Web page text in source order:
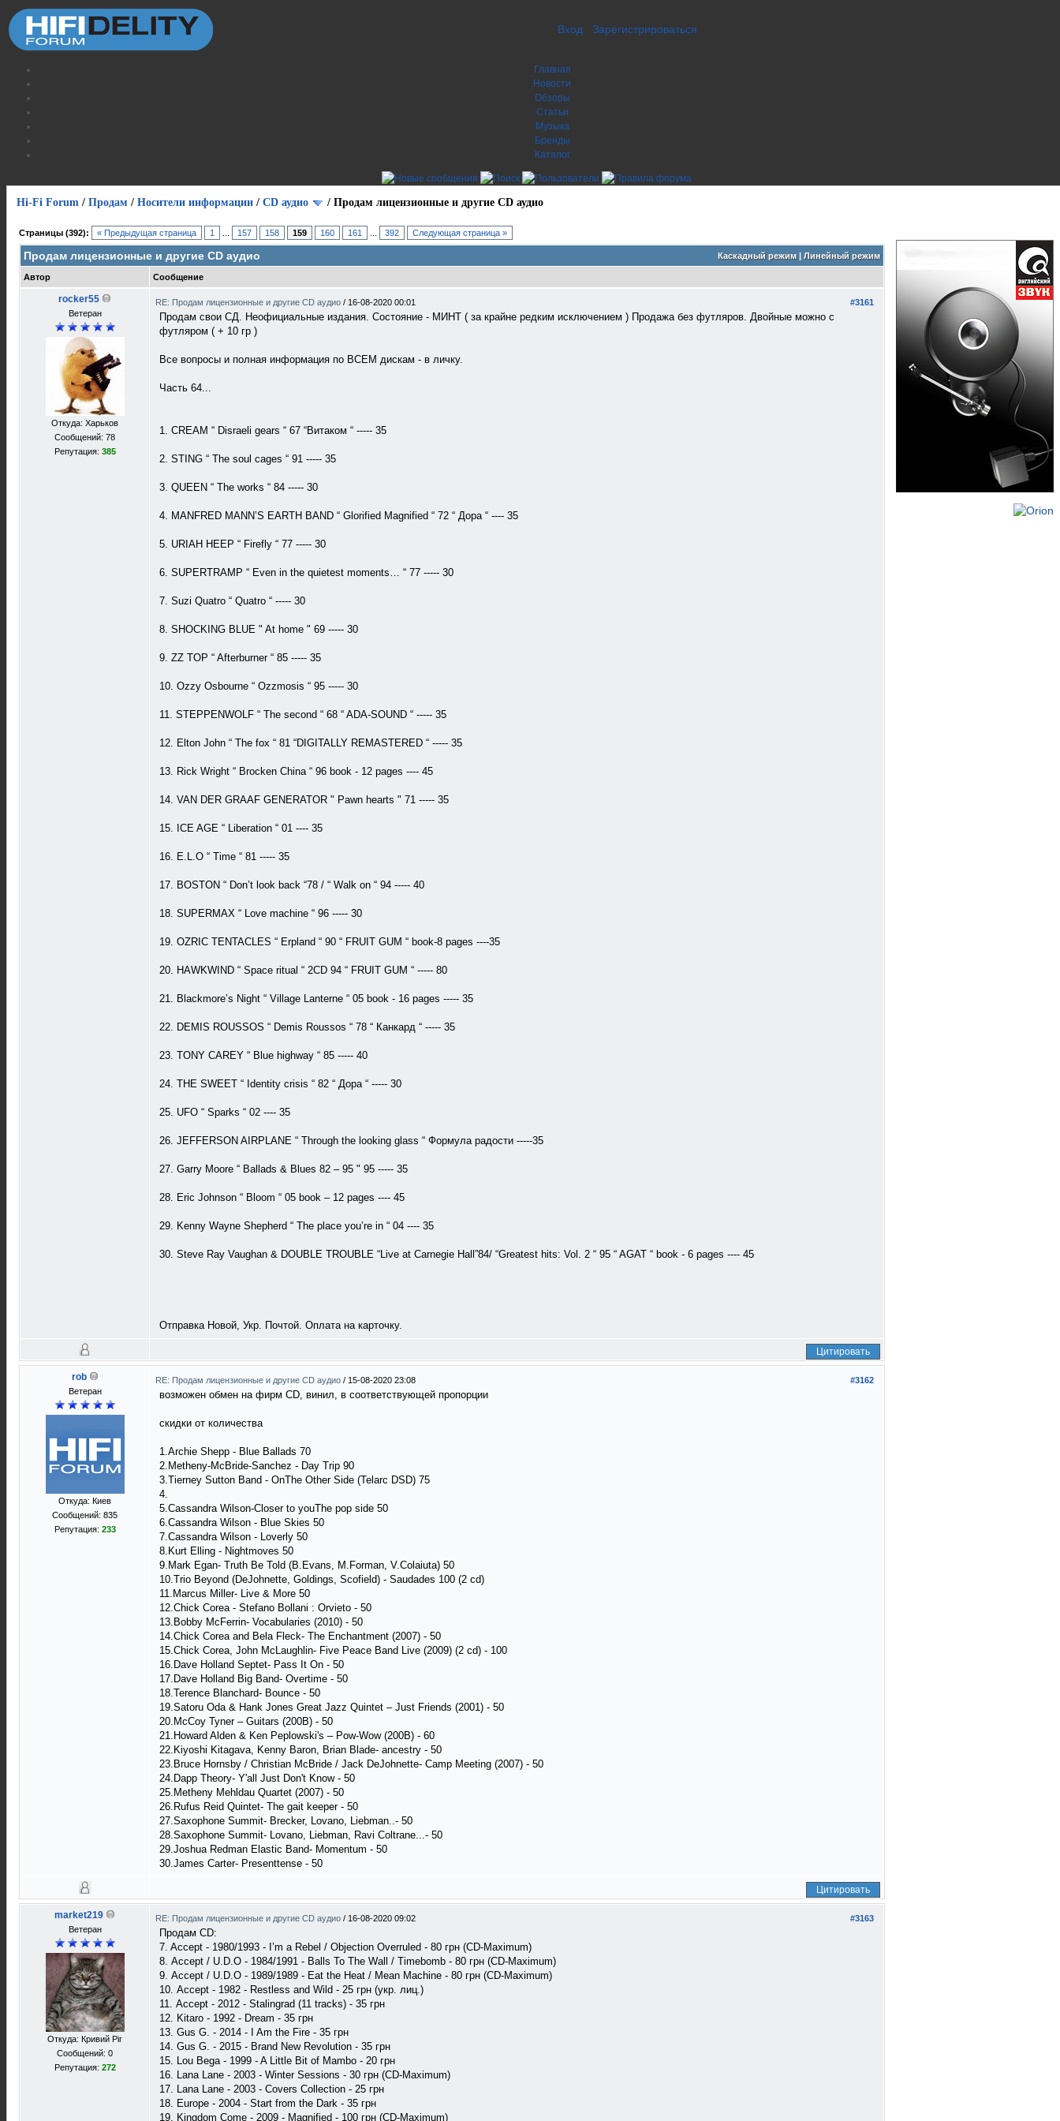
Вход Зарегистрироваться
Главная
Новости
Обзоры
Статьи
Музыка
Бренды
Каталог
Hi-Fi Forum / Продам / Носители информации / СD аудио / Продам лицензионные и другие CD аудио
Страницы (392): « Предыдущая страница 1 157 158 159 160 161 392 Следующая страница »
Каскадный режим| Линейный режим
Продам лицензионные и другие CD аудио
Автор Сообщение
rocker55
Ветеран
Откуда: Харьков
Сообщений: 78
Репутация: 385
#3161
RE: Продам лицензионные и другие CD аудио / 16-08-2020 00:01
Продам свои СД. Неофициальные издания. Состояние - МИНТ ( за крайне редким исключением ) Продажа без футляров. Двойные можно с
футляром ( + 10 гр )
Все вопросы и полная информация по ВСЕМ дискам - в личку.
Часть 64...
1. CREAM “ Disraeli gears “ 67 “Витаком “ ----- 35
2. STING “ The soul cages “ 91 ----- 35
3. QUEEN “ The works “ 84 ----- 30
4. MANFRED MANN’S EARTH BAND “ Glorified Magnified “ 72 “ Дора “ ---- 35
5. URIAH HEEP “ Firefly “ 77 ----- 30
6. SUPERTRAMP “ Even in the quietest moments… “ 77 ----- 30
7. Suzi Quatro “ Quatro “ ----- 30
8. SHOCKING BLUE " At home " 69 ----- 30
9. ZZ TOP “ Afterburner “ 85 ----- 35
10. Ozzy Osbourne “ Ozzmosis “ 95 ----- 30
11. STEPPENWOLF “ The second “ 68 “ ADA-SOUND “ ----- 35
12. Elton John “ The fox “ 81 “DIGITALLY REMASTERED “ ----- 35
13. Rick Wright “ Brocken China “ 96 book - 12 pages ---- 45
14. VAN DER GRAAF GENERATOR " Pawn hearts " 71 ----- 35
15. ICE AGE “ Liberation “ 01 ---- 35
16. E.L.O “ Time “ 81 ----- 35
17. BOSTON “ Don’t look back “78 / “ Walk on “ 94 ----- 40
18. SUPERMAX “ Love machine “ 96 ----- 30
19. OZRIC TENTACLES “ Erpland “ 90 “ FRUIT GUM “ book-8 pages ----35
20. HAWKWIND “ Space ritual “ 2CD 94 “ FRUIT GUM “ ----- 80
21. Blackmore’s Night “ Village Lanterne “ 05 book - 16 pages ----- 35
22. DEMIS ROUSSOS “ Demis Roussos “ 78 “ Канкард “ ----- 35
23. TONY CAREY “ Blue highway “ 85 ----- 40
24. THE SWEET “ Identity crisis “ 82 “ Дора “ ----- 30
25. UFO “ Sparks “ 02 ---- 35
26. JEFFERSON AIRPLANE “ Through the looking glass “ Формула радости -----35
27. Garry Moore “ Ballads & Blues 82 – 95 " 95 ----- 35
28. Eric Johnson “ Bloom “ 05 book – 12 pages ---- 45
29. Kenny Wayne Shepherd “ The place you’re in “ 04 ---- 35
30. Steve Ray Vaughan & DOUBLE TROUBLE “Live at Carnegie Hall”84/ “Greatest hits: Vol. 2 “ 95 “ AGAT “ book - 6 pages ---- 45
Отправка Новой, Укр. Почтой. Оплата на карточку.
Цитировать
rob
Ветеран
Откуда: Киев
Сообщений: 835
Репутация: 233
#3162
RE: Продам лицензионные и другие CD аудио / 15-08-2020 23:08
возможен обмен на фирм CD, винил, в соответствующей пропорции
скидки от количества
1.Archie Shepp - Blue Ballads 70
2.Metheny-McBride-Sanchez - Day Trip 90
3.Tierney Sutton Band - OnThe Other Side (Telarc DSD) 75
4.
5.Cassandra Wilson-Closer to youThe pop side 50
6.Cassandra Wilson - Blue Skies 50
7.Cassandra Wilson - Loverly 50
8.Kurt Elling - Nightmoves 50
9.Mark Egan- Truth Be Told (B.Evans, M.Forman, V.Colaiuta) 50
10.Trio Beyond (DeJohnette, Goldings, Scofield) - Saudades 100 (2 cd)
11.Marcus Miller- Live & More 50
12.Chick Corea - Stefano Bollani : Orvieto - 50
13.Bobby McFerrin- Vocabularies (2010) - 50
14.Chick Corea and Bela Fleck- The Enchantment (2007) - 50
15.Chick Corea, John McLaughlin- Five Peace Band Live (2009) (2 cd) - 100
16.Dave Holland Septet- Pass It On - 50
17.Dave Holland Big Band- Overtime - 50
18.Terence Blanchard- Bounce - 50
19.Satoru Oda & Hank Jones Great Jazz Quintet ‎– Just Friends (2001) - 50
20.McCoy Tyner ‎– Guitars (200B) - 50
21.Howard Alden & Ken Peplowski's ‎– Pow-Wow (200B) - 60
22.Kiyoshi Kitagava, Kenny Baron, Brian Blade- ancestry - 50
23.Bruce Hornsby / Christian McBride / Jack DeJohnette- Camp Meeting (2007) - 50
24.Dapp Theory- Y'all Just Don't Know - 50
25.Metheny Mehldau Quartet (2007) - 50
26.Rufus Reid Quintet- The gait keeper - 50
27.Saxophone Summit- Brecker, Lovano, Liebman..- 50
28.Saxophone Summit- Lovano, Liebman, Ravi Coltrane...- 50
29.Joshua Redman Elastic Band- Momentum - 50
30.James Carter- Presenttense - 50
Цитировать
market219
Ветеран
Откуда: Кривий Ріг
Сообщений: 0
Репутация: 272
#3163
RE: Продам лицензионные и другие CD аудио / 16-08-2020 09:02
Продам CD:
7. Accept - 1980/1993 - I’m a Rebel / Objection Overruled - 80 грн (CD-Maximum)
8. Accept / U.D.O - 1984/1991 - Balls To The Wall / Timebomb - 80 грн (CD-Maximum)
9. Accept / U.D.O - 1989/1989 - Eat the Heat / Mean Machine - 80 грн (CD-Maximum)
10. Accept - 1982 - Restless and Wild - 25 грн (укр. лиц.)
11. Accept - 2012 - Stalingrad (11 tracks) - 35 грн
12. Kitaro - 1992 - Dream - 35 грн
13. Gus G. - 2014 - I Am the Fire - 35 грн
14. Gus G. - 2015 - Brand New Revolution - 35 грн
15. Lou Bega - 1999 - A Little Bit of Mambo - 20 грн
16. Lana Lane - 2003 - Winter Sessions - 30 грн (CD-Maximum)
17. Lana Lane - 2003 - Covers Collection - 25 грн
18. Europe - 2004 - Start from the Dark - 35 грн
19. Kingdom Come - 2009 - Magnified - 100 грн (CD-Maximum)